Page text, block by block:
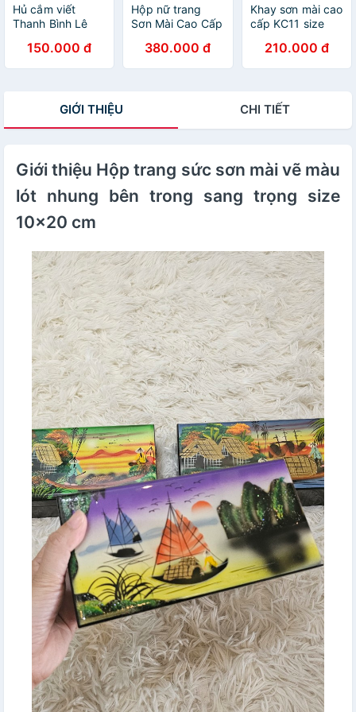
Hủ cắm viết
Thanh Bình Lê
xuất khẩu nhiều
mẫu mã
150.000 đ
Hộp nữ trang
Sơn Mài Cao Cấp
size 14x24x6 cm
đựng đồ trang
380.000 đ
Khay sơn mài cao
cấp KC11 size
đẹp mắt, sang
trọng, quà tặng ý
210.000 đ
GIỚI THIỆU CHI TIẾT
Giới thiệu Hộp trang sức sơn mài vẽ màu
lót nhung bên trong sang trọng size
10x20 cm